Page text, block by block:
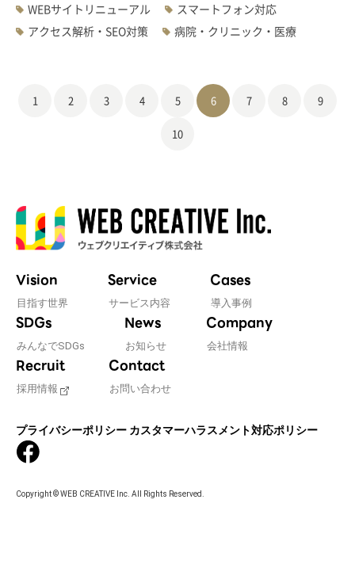
WEBサイトリニューアル
スマートフォン対応
アクセス解析・SEO対策
病院・クリニック・医療
1 2 3 4 5 6 7 8 9
10
Vision
目指す世界
Service
サービス内容
Cases
導入事例
SDGs
みんなでSDGs
News
お知らせ
Company
会社情報
Recruit
採用情報
Contact
お問い合わせ
プライバシーポリシー カスタマーハラスメント対応ポリシー
Copyright © WEB CREATIVE Inc. All Rights Reserved.